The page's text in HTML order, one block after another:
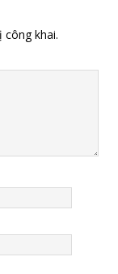
khai.